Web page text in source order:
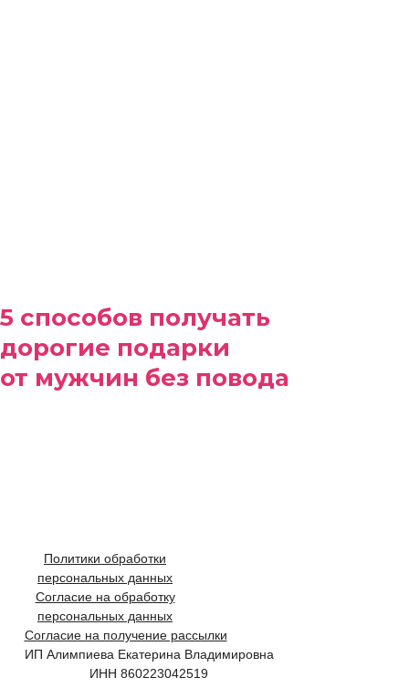
5 способов получать
дорогие подарки
от мужчин без повода
Политики обработки
персональных данных
Согласие на обработку
персональных данных
Согласие на получение рассылки
ИП Алимпиева Екатерина Владимировна
ИНН 860223042519